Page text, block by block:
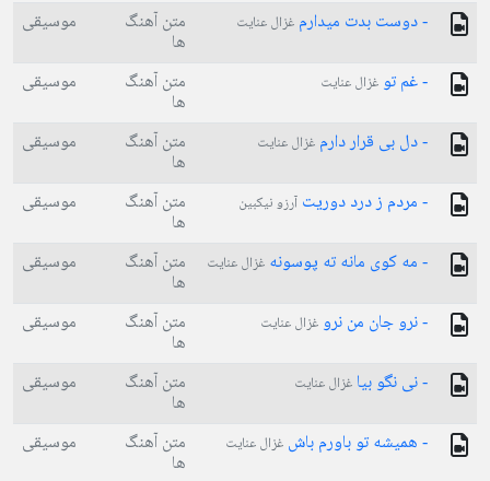
- دوست بدت میدارم غزال عنایت متن آهنگ
ها
موسیقی
- غم تو غزال عنایت متن آهنگ
ها
موسیقی
- دل بی قرار دارم غزال عنایت متن آهنگ
ها
موسیقی
- مردم ز درد دوریت آرزو نیکبین متن آهنگ
ها
موسیقی
- مه کوی مانه ته پوسونه غزال عنایت متن آهنگ
ها
موسیقی
- نرو جان من نرو غزال عنایت متن آهنگ
ها
موسیقی
- نی نگو بیا غزال عنایت متن آهنگ
ها
موسیقی
- ھمیشه تو باورم باش غزال عنایت متن آهنگ
ها
موسیقی